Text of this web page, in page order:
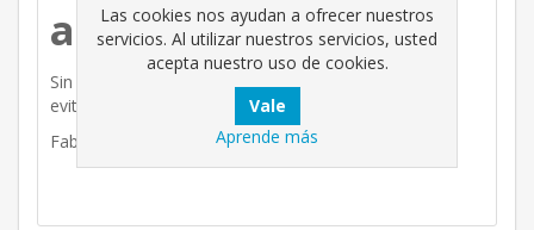
años.
Sin costuras y con una correa para la muñeca para
evitar su pérdida.
Fabricado con poliamida con revestimiento de látex.
Las cookies nos ayudan a ofrecer nuestros
servicios. Al utilizar nuestros servicios, usted
acepta nuestro uso de cookies.
Aprende más